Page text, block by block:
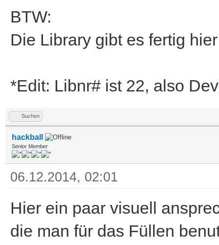
20,40,200,40,1
20,50,200,50,1
20,60,200,60,1
20,70,200,70,1
20,80,200,80,1
BTW:
Die Library gibt es fertig
*Edit: Libnr# ist 22, also
Suchen
hackball
Senior Member
06.12.2014, 02:01
Hier ein paar visuell
die man für das Füllen